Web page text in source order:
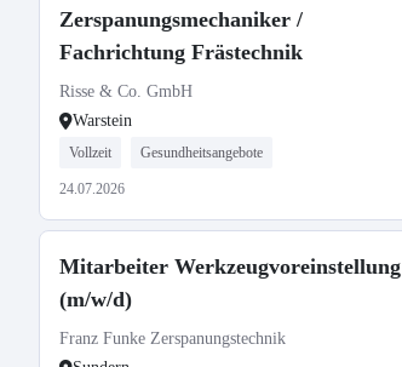
Zerspanungsmechaniker /
Fachrichtung Frästechnik
Risse & Co. GmbH
Warstein
Vollzeit Gesundheitsangebote
24.07.2026
Mitarbeiter Werkzeugvoreinstellung
(m/w/d)
Franz Funke Zerspanungstechnik